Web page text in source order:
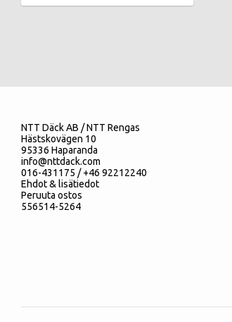
NTT Däck AB / NTT Rengas
Hästskovägen 10
95336 Haparanda
info@nttdack.com
016-431175 / +46 92212240
Ehdot & lisätiedot
Peruuta ostos
556514-5264